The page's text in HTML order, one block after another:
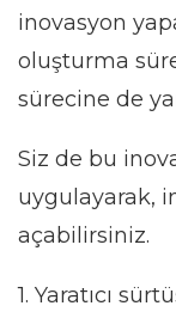
inovasyon
oluşturma
sürecine de
Siz de bu
uygulayarak,
açabilirsiniz.
1. Yaratıcı